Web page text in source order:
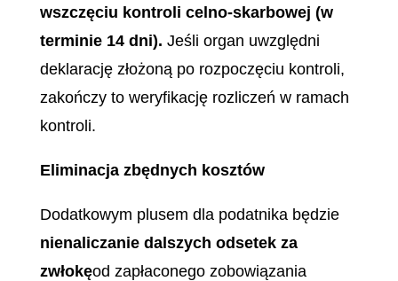
wszczęciu kontroli celno-skarbowej (w
terminie 14 dni). Jeśli organ uwzględni
deklarację złożoną po rozpoczęciu kontroli,
zakończy to weryfikację rozliczeń w ramach
kontroli.
Eliminacja zbędnych kosztów
Dodatkowym plusem dla podatnika będzie
nienaliczanie dalszych odsetek za
zwłokęod zapłaconego zobowiązania